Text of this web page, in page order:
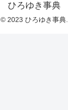
ひろゆき事典
© 2023 ひろゆき事典.